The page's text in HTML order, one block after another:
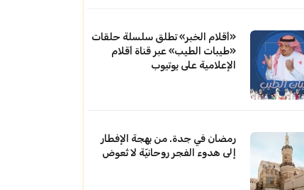
«أقلام الخبر» تطلق سلسلة حلقات
«طيبات الطيب» عبر قناة أقلام
الإعلامية على يوتيوب
رمضان في جدة. من بهجة الإفطار
إلى هدوء الفجر روحانيّة لا تُعوض